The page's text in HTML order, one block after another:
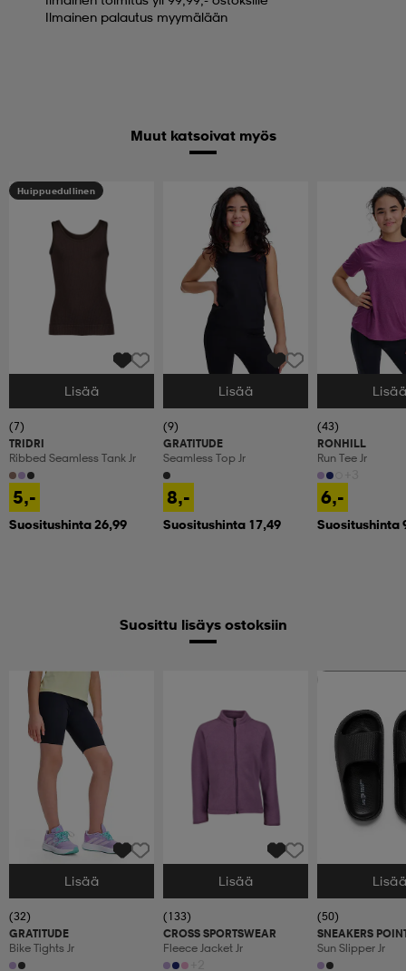
Ilmainen palautus myymälään
Muut katsoivat myös
Huippuedullinen
Valitse Koko
Lisää
(7)
TRIDRI
Ribbed Seamless Tank Jr
5,-
Suositushinta 26,99
Valitse Koko
Lisää
(9)
GRATITUDE
Seamless Top Jr
8,-
Suositushinta 17,49
Valitse Koko
(43)
RONHILL
Run Tee Jr
6,-
Suositushinta
Suosittu lisäys ostoksiin
Valitse Koko
Lisää
(32)
GRATITUDE
Bike Tights Jr
Valitse Koko
Lisää
(133)
CROSS SPORTSWEAR
Fleece Jacket Jr
Valitse Koko
(50)
SNEAKERS
Sun Slipper Jr